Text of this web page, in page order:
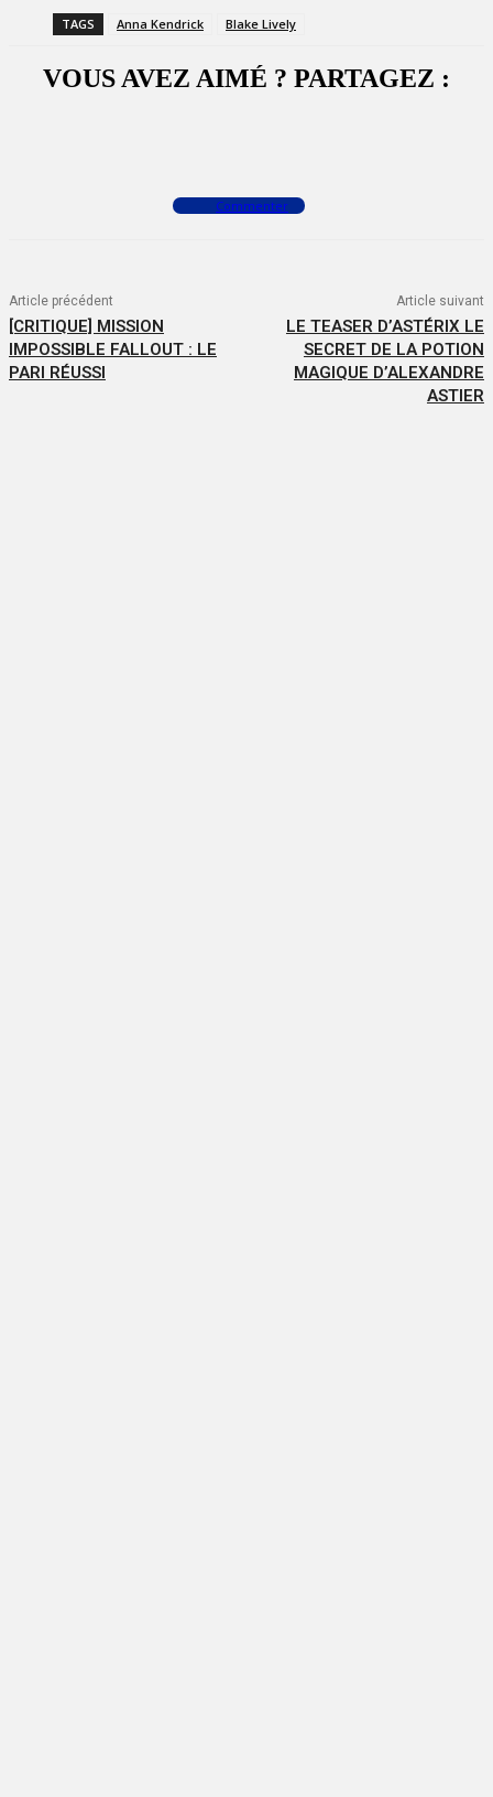
TAGS Anna Kendrick Blake Lively
VOUS AVEZ AIMÉ ? PARTAGEZ :
Commenter
Article précédent
[CRITIQUE] MISSION
IMPOSSIBLE FALLOUT : LE
PARI RÉUSSI
Article suivant
LE TEASER D’ASTÉRIX LE
SECRET DE LA POTION
MAGIQUE D’ALEXANDRE
ASTIER